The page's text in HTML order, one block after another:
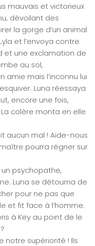
mauvais et victorieux
dévoilant des
la gorge d’un animal
et l’envoya contre
et une exclamation de
au sol,
amie mais l’inconnu lui
Luna réessaya
encore une fois,
colère monta en elle
aucun mal ! Aide-nous
pourra régner sur
un psychopathe,
Luna se détourna de
pour ne pas que
et fit face à l’homme.
à Key au point de le
notre supériorité ! Ils